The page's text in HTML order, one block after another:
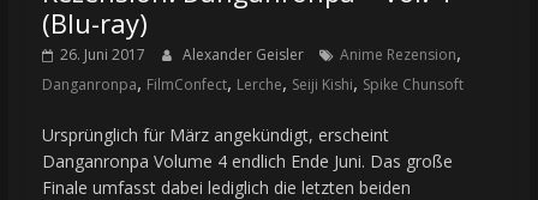
(Blu-ray)
26. Juni 2017 Alexander Geisler Anime Rezension,
Danganronpa, FilmConfect, Lerche, Seiji Kishi, Spike Chunsoft
Ursprünglich für März angekündigt, erscheint
Danganronpa Volume 4 endlich Ende Juni. Das große
Finale umfasst dabei lediglich die letzten beiden